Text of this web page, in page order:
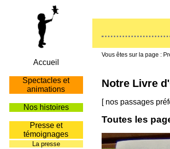
Notre Livre
[ nos passages
Toutes les
Accueil
Spectacles et
animations
Nos histoires
Presse et
témoignages
La presse